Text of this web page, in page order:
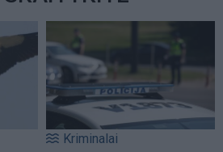
Kriminalai